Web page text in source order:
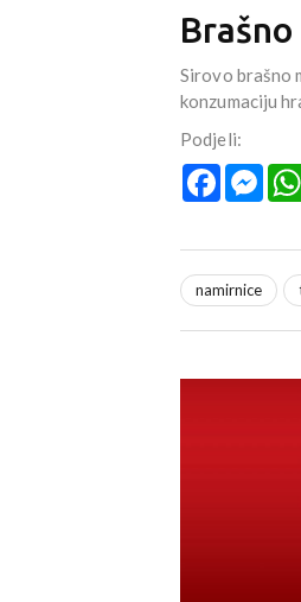
Brašno
Sirovo brašno
konzumaciju
Podjeli:
Facebook
namirnice